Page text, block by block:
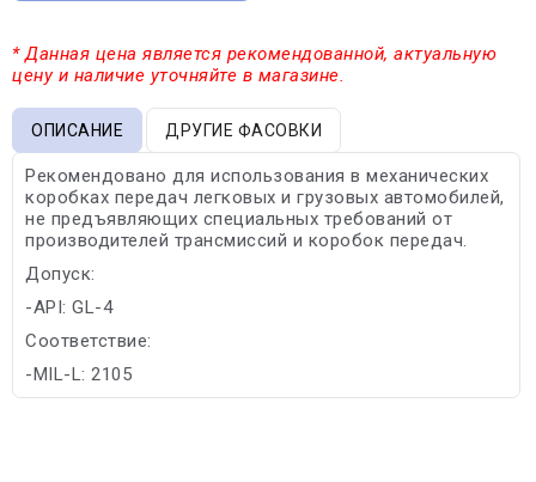
* Данная цена является рекомендованной, актуальную
цену и наличие уточняйте в магазине.
ОПИСАНИЕ ДРУГИЕ ФАСОВКИ
Рекомендовано для использования в механических
коробках передач легковых и грузовых автомобилей,
не предъявляющих специальных требований от
производителей трансмиссий и коробок передач.
Допуск:
-API: GL-4
Соответствие:
-MIL-L: 2105